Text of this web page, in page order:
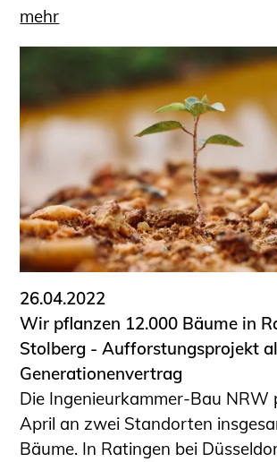
mehr
26.04.2022
Wir pflanzen 12.000 Bäume in
Stolberg - Aufforstungsprojekt
Generationenvertrag
Die Ingenieurkammer-Bau NRW
April an zwei Standorten
Bäume. In Ratingen bei